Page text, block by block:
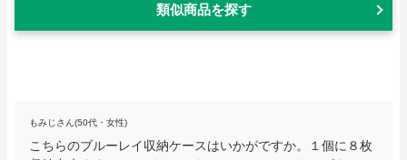
類似商品を探す
もみじさん(50代・女性)
こちらのブルーレイ収納ケースはいかがですか。１個に８枚